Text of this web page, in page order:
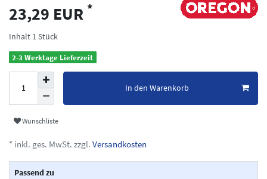
23,29 EUR *
Inhalt 1 Stück
2-3 Werktage Lieferzeit
In den Warenkorb
Wunschliste
* inkl. ges. MwSt. zzgl. Versandkosten
Passend zu